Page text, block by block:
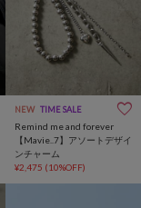
NEW TIME SALE
Remind me and forever
【Mavie..7】アソートデザイ
ンチャーム
¥2,475 (10%OFF)